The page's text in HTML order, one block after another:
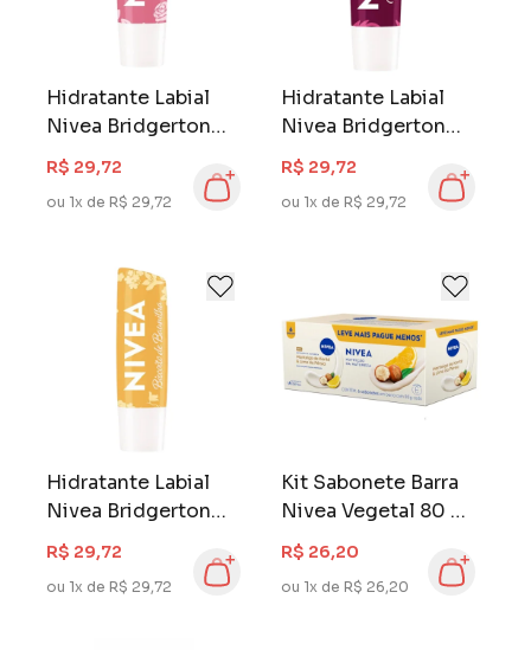
Hidratante Labial
Nivea Bridgerton
4,8 gr Merengue
Rosé
R$ 29,72
ou 1x de R$ 29,72
Hidratante Labial
Nivea Bridgerton
4,8 gr Torta de
Amora
R$ 29,72
ou 1x de R$ 29,72
Hidratante Labial
Nivea Bridgerton
4,8 gr Biscoito de
Baunilha
R$ 29,72
ou 1x de R$ 29,72
Kit Sabonete Barra
Nivea Vegetal 80 gr
Manteiga de Karité
& Lima da Pérsia 6
Unidades
R$ 26,20
ou 1x de R$ 26,20